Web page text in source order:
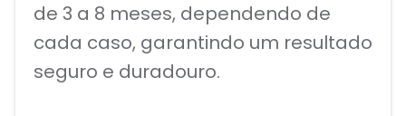
de 3 a 8 meses, dependendo de
cada caso, garantindo um resultado
seguro e duradouro.